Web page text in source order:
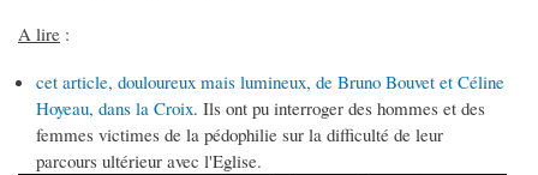
A lire :
cet article, douloureux mais lumineux, de Bruno Bouvet et Céline
Hoyeau, dans la Croix. Ils ont pu interroger des hommes et des
femmes victimes de la pédophilie sur la difficulté de leur
parcours ultérieur avec l'Eglise.